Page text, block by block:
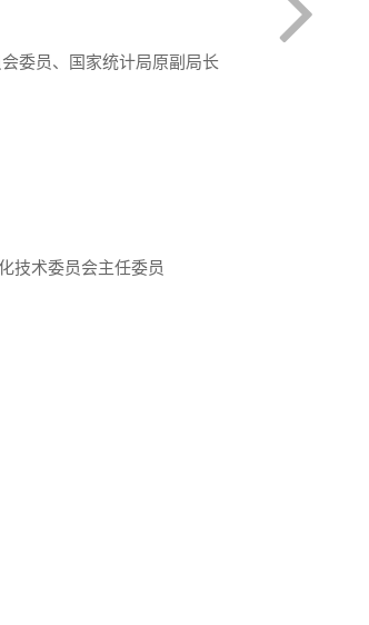
委员、国家统计局原副局长
技术委员会主任委员